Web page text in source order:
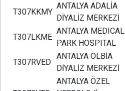
T307KKMY
ANTALYA ADALİA
DİYALİZ MERKEZİ
T307LKME
ANTALYA MEDICAL
PARK HOSPITAL
T307RVED
ANTALYA OLBİA
DİYALİZ MERKEZİ
ANTALYA ÖZEL